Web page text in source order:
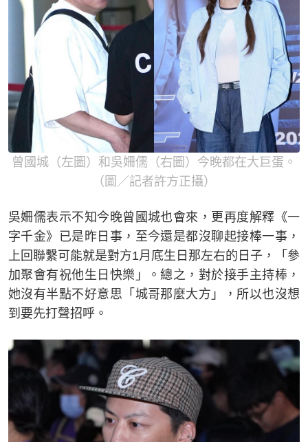
曾國城（左圖）和吳姍儒（右圖）今晚都在大巨蛋。
（圖／記者許方正攝）
吳姍儒表示不知今晚曾國城也會來，更再度解釋《一
字千金》已是昨日事，至今還是都沒聊起接棒一事，
上回聯繫可能就是對方1月底生日那左右的日子，「參
加聚會有祝他生日快樂」。總之，對於接手主持棒，
她沒有半點不好意思「城哥那麼大方」，所以也沒想
到要先打聲招呼。